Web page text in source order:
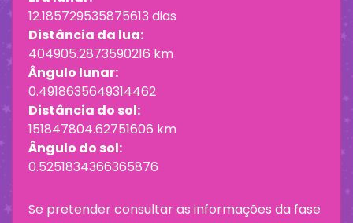
12.185729535875613 dias
Distância da lua:
404905.2873590216 km
Ângulo lunar:
0.4918635649314462
Distância do sol:
151847804.62751606 km
Ângulo do sol:
0.5251834366365876
Se pretender consultar as informações da fase